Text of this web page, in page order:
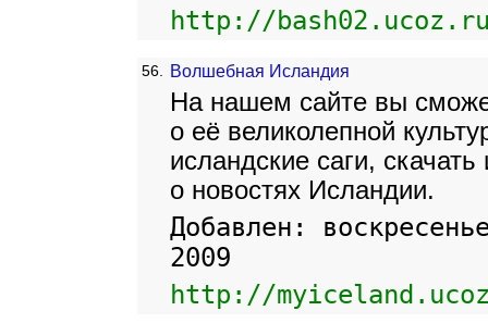
http://
56. Волшебная Исландия
На нашем сайте вы
о её великолепной
исландские саги,
о новостях Исландии.
Добавлен:
2009
http://